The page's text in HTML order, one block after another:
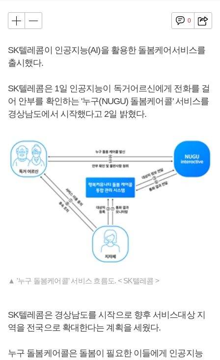
0
SK텔레콤이 인공지능(AI)을 활용한 돌봄케어서비스를
출시했다.
SK텔레콤은 1일 인공지능이 독거어르신에게 전화를 걸
어 안부를 확인하는 '누구(NUGU) 돌봄케어콜' 서비스를
경상남도에서 시작했다고 2일 밝혔다.
▲ '누구 돌봄케어콜' 서비스 흐름도. < SK텔레콤 >
SK텔레콤은 경상남도를 시작으로 향후 서비스대상 지
역을 전국으로 확대한다는 계획을 세웠다.
누구 돌봄케어콜은 돌봄이 필요한 이들에게 인공지능